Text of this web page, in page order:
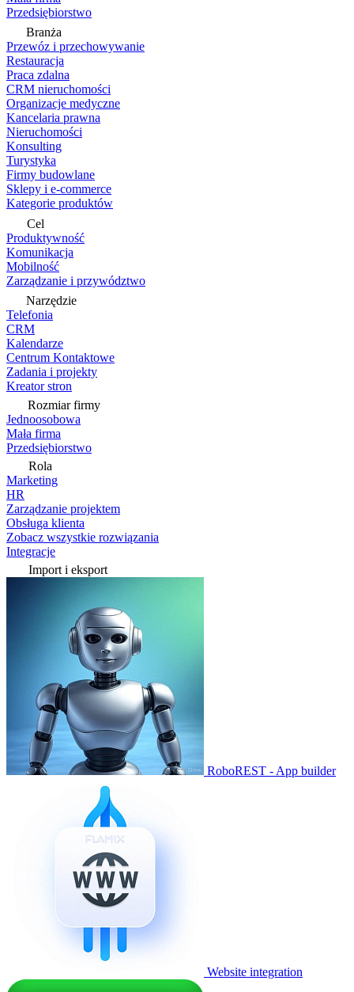
Przedsiębiorstwo
Branża
Przewóz i przechowywanie
Restauracja
Praca zdalna
CRM nieruchomości
Organizacje medyczne
Kancelaria prawna
Nieruchomości
Konsulting
Turystyka
Firmy budowlane
Sklepy i e-commerce
Kategorie produktów
Cel
Produktywność
Komunikacja
Mobilność
Zarządzanie i przywództwo
Narzędzie
Telefonia
CRM
Kalendarze
Centrum Kontaktowe
Zadania i projekty
Kreator stron
Rozmiar firmy
Jednoosobowa
Mała firma
Przedsiębiorstwo
Rola
Marketing
HR
Zarządzanie projektem
Obsługa klienta
Zobacz wszystkie rozwiązania
Integracje
Import i eksport
RoboREST - App builder
Website integration